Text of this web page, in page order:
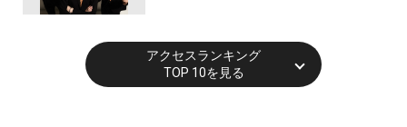
アクセスランキング
TOP 10を見る